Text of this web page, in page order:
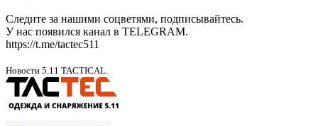
Следите за нашими соцветями, подписывайтесь.
У нас появился канал в TELEGRAM.
https://t.me/tactec511
Новости 5.11 TACTICAL.